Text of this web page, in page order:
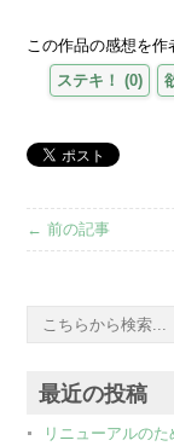
この作品の感想を作
ステキ！
(0)
← 前の記事
最近の投稿
リニューアルの